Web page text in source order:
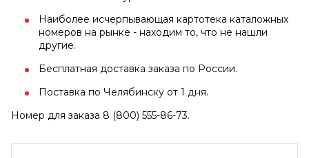
Наиболее исчерпывающая картотека каталожных
номеров на рынке - находим то, что не нашли
другие.
Бесплатная доставка заказа по России.
Поставка по Челябинску от 1 дня.
Номер для заказа 8 (800) 555-86-73.